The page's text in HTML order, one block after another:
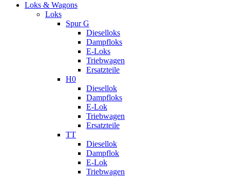
Loks & Wagons
Loks
Spur G
Dieselloks
Dampfloks
E-Loks
Triebwagen
Ersatzteile
H0
Diesellok
Dampfloks
E-Lok
Triebwagen
Ersatzteile
TT
Diesellok
Dampflok
E-Lok
Triebwagen